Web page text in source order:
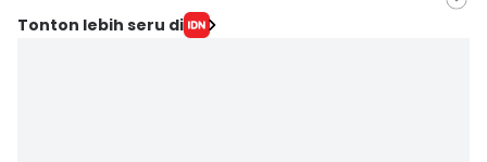
Editor
Tonton lebih seru di